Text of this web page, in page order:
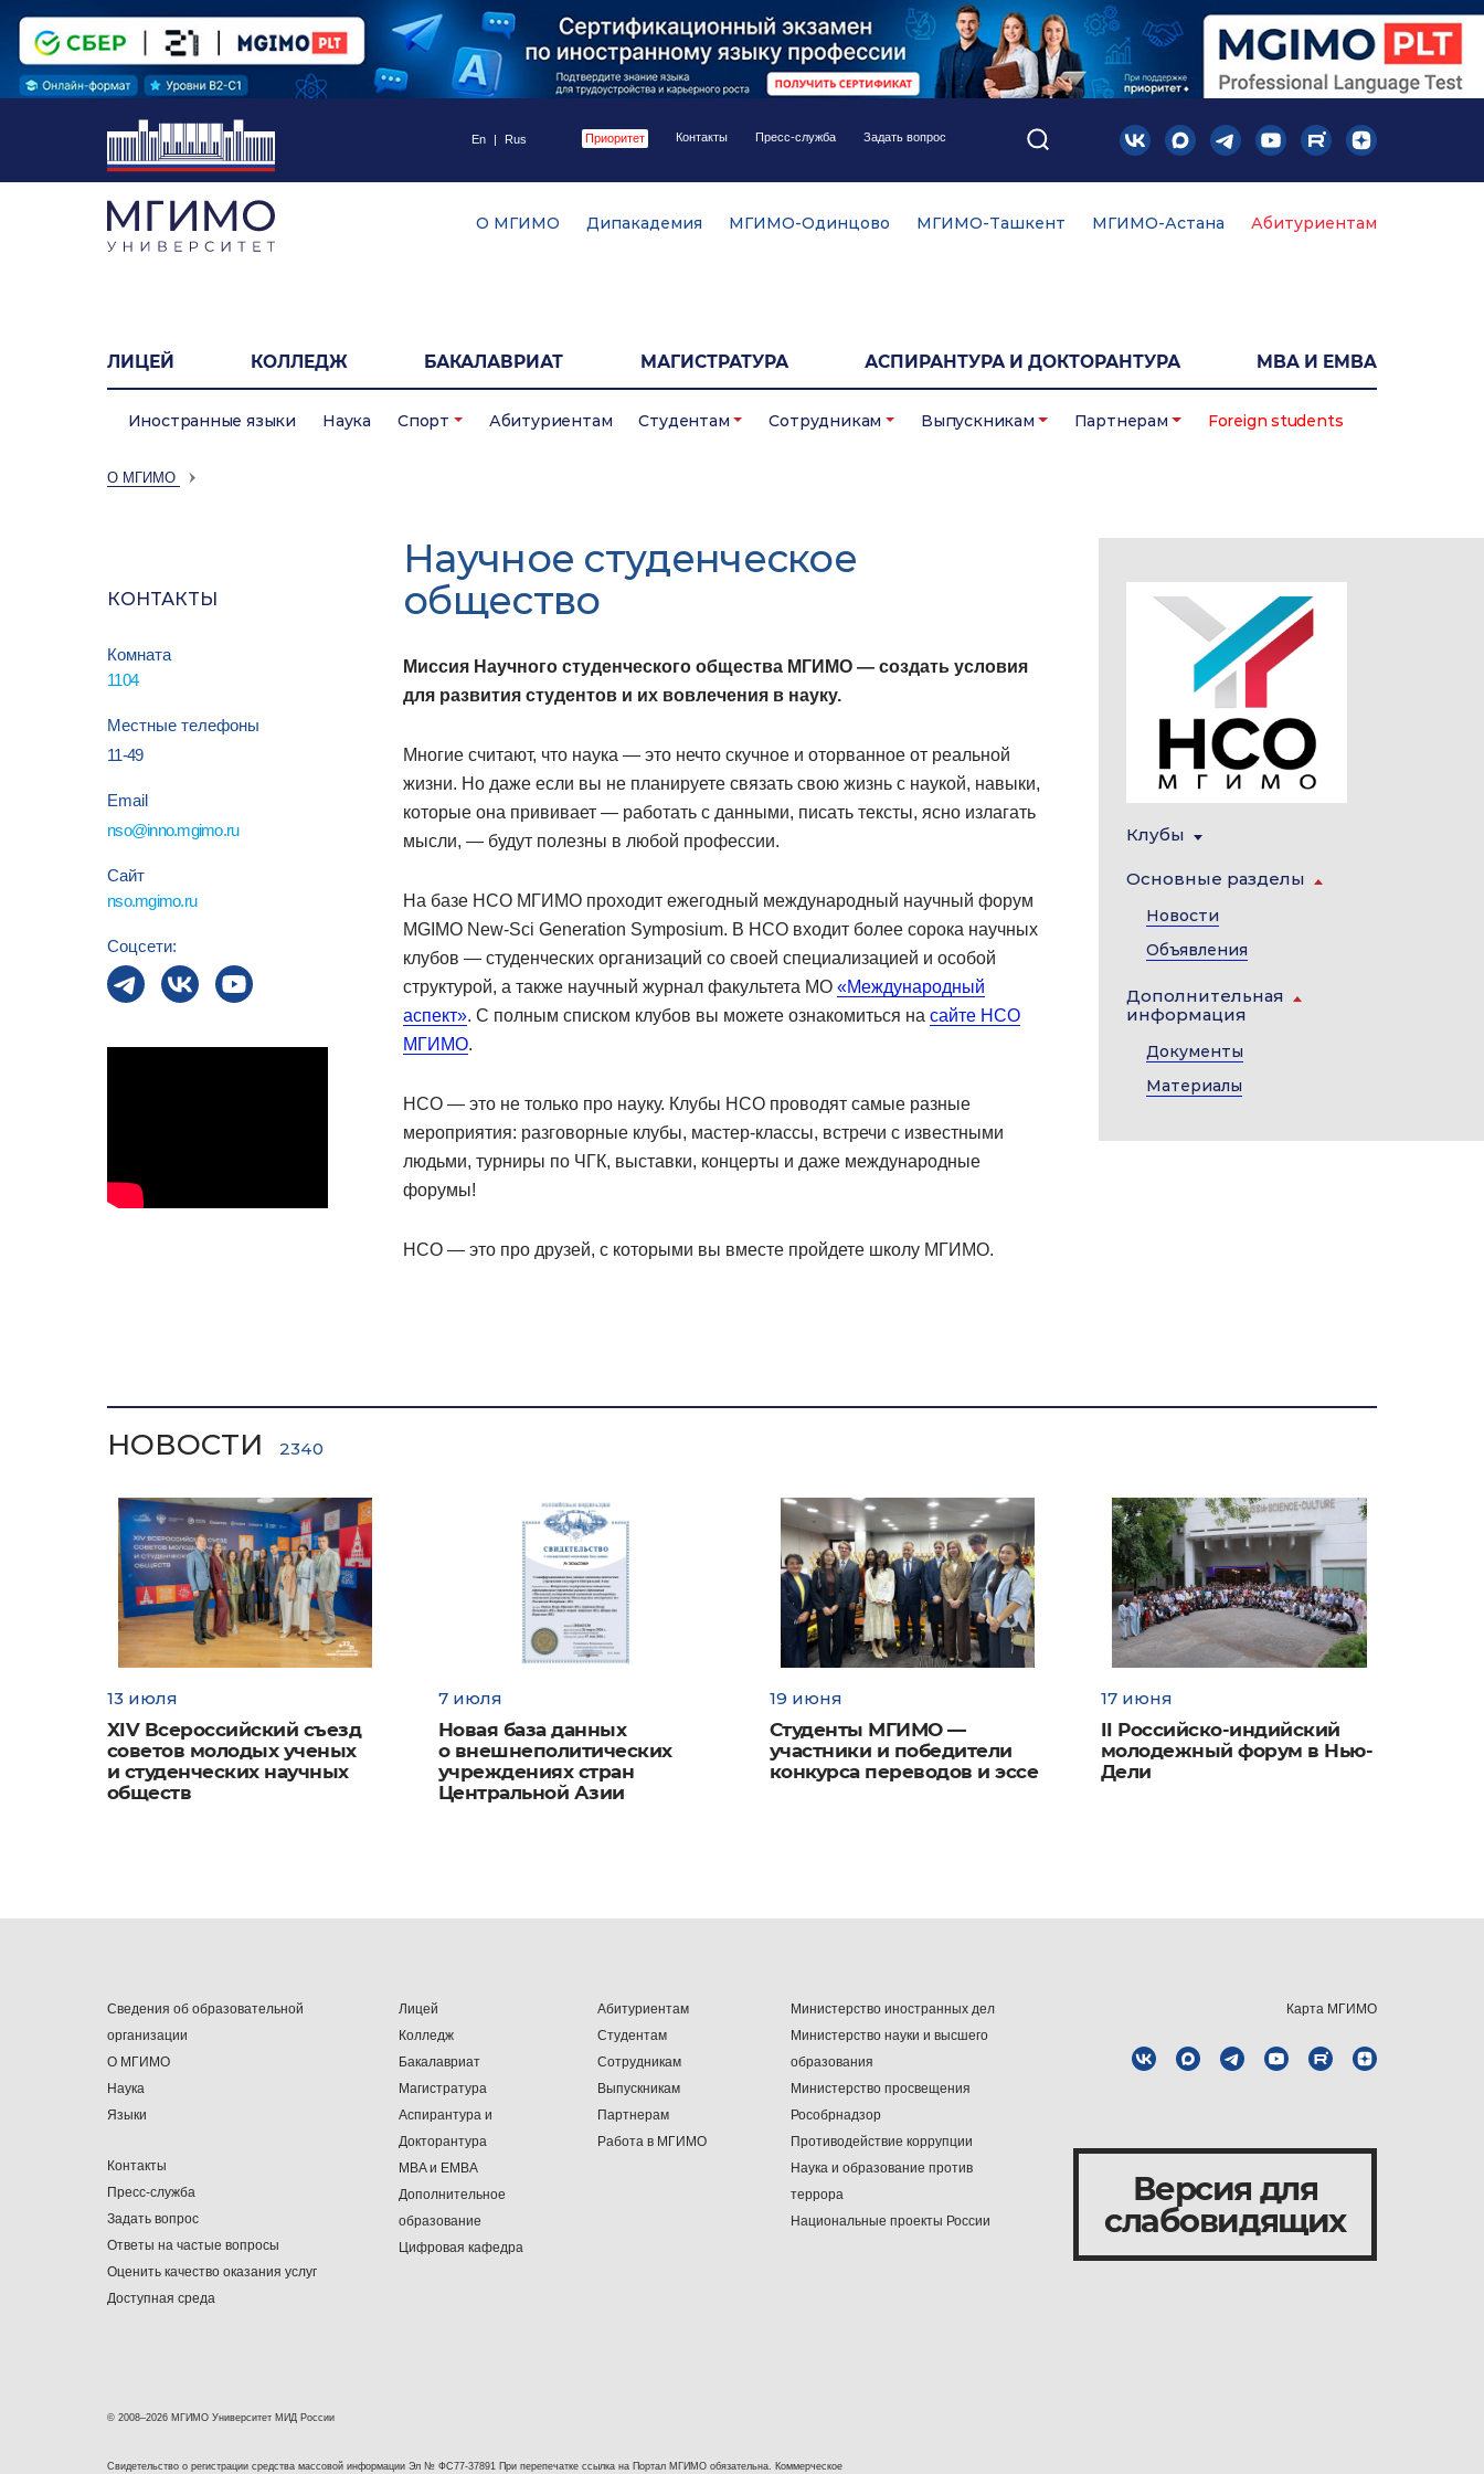
En Rus Приоритет Контакты Пресс-служба Задать вопрос
О МГИМО Дипакадемия МГИМО-Одинцово МГИМО-Ташкент МГИМО-Астана Абитуриентам
ЛИЦЕЙ КОЛЛЕДЖ БАКАЛАВРИАТ МАГИСТРАТУРА АСПИРАНТУРА И ДОКТОРАНТУРА MBA И EMBA
Иностранные языки Наука Спорт Абитуриентам Студентам Сотрудникам Выпускникам Партнерам Foreign students
О МГИМО
КОНТАКТЫ
Комната
1104
Местные телефоны
11-49
Email
nso@inno.mgimo.ru
Сайт
nso.mgimo.ru
Соцсети:
Научное студенческое
общество
Миссия Научного студенческого общества МГИМО — создать условия
для развития студентов и их вовлечения в науку.
Многие считают, что наука — это нечто скучное и оторванное от реальной
жизни. Но даже если вы не планируете связать свою жизнь с наукой, навыки,
которые она прививает — работать с данными, писать тексты, ясно излагать
мысли, — будут полезны в любой профессии.
На базе НСО МГИМО проходит ежегодный международный научный форум
MGIMO New-Sci Generation Symposium. В НСО входит более сорока научных
клубов — студенческих организаций со своей специализацией и особой
структурой, а также научный журнал факультета МО «Международный
аспект». С полным списком клубов вы можете ознакомиться на сайте НСО
МГИМО.
НСО — это не только про науку. Клубы НСО проводят самые разные
мероприятия: разговорные клубы, мастер-классы, встречи с известными
людьми, турниры по ЧГК, выставки, концерты и даже международные
форумы!
НСО — это про друзей, с которыми вы вместе пройдете школу МГИМО.
Клубы
Основные разделы
Новости
Объявления
Дополнительная
информация
Документы
Материалы
НОВОСТИ 2340
13 июля
XIV Всероссийский съезд
советов молодых ученых
и студенческих научных
обществ
7 июля
Новая база данных
о внешнеполитических
учреждениях стран
Центральной Азии
19 июня
Студенты МГИМО —
участники и победители
конкурса переводов и эссе
17 июня
II Российско-индийский
молодежный форум в Нью-
Дели
Сведения об образовательной
организации
О МГИМО
Наука
Языки
Контакты
Пресс-служба
Задать вопрос
Ответы на частые вопросы
Оценить качество оказания услуг
Доступная среда
Лицей
Колледж
Бакалавриат
Магистратура
Аспирантура и
Докторантура
MBA и EMBA
Дополнительное
образование
Цифровая кафедра
Абитуриентам
Студентам
Сотрудникам
Выпускникам
Партнерам
Работа в МГИМО
Министерство иностранных дел
Министерство науки и высшего
образования
Министерство просвещения
Рособрнадзор
Противодействие коррупции
Наука и образование против
террора
Национальные проекты России
Карта МГИМО
Версия для
слабовидящих
© 2008–2026 МГИМО Университет МИД России
Свидетельство о регистрации средства массовой информации Эл № ФС77-37891 При перепечатке ссылка на Портал МГИМО обязательна. Коммерческое